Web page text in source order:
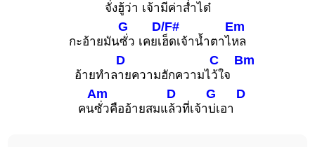
จั่งฮู้ว่า เจ้ามีค่าส่ำได๋
กะอ้ายมัน
G
ซั่ว เคยเ
D/F#
ฮ็ดเจ้าน้ำตาไ
Em
หล
อ้ายทำล
D
ายความฮักความไ
C
ว้ใจ
Bm
คน
Am
ซั่วคืออ้ายสมแ
D
ล้วที่เจ้า
G
บ่เอา
D